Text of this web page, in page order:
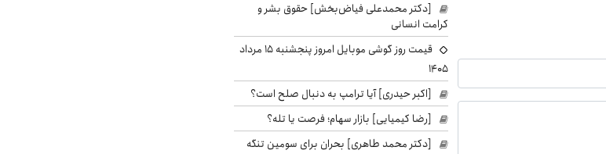
[دکتر محمدعلی فیاض‌بخش] حقوق بشر و
کرامت انسانی
قیمت روز گوشی موبایل امروز پنجشنبه ۱۵ مرداد
۱۴۰۵
[اکبر حیدری] آیا ترامپ به دنبال صلح است؟
[رضا کیمیایی] بازار سهام؛ فرصت یا تله؟
[دکتر محمد طاهری] بحران برای سومین تنگه